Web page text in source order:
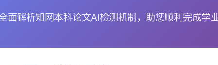
面解析知网本科论文AI检测机制，助您顺利完成学